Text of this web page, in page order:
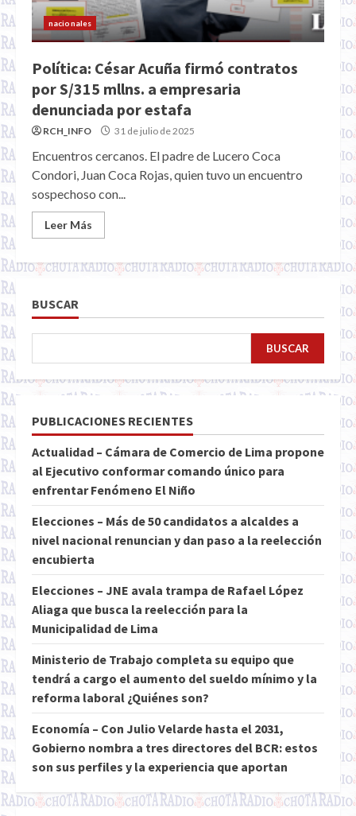
nacionales
Política: César Acuña firmó contratos
por S/315 mllns. a empresaria
denunciada por estafa
RCH_INFO 31 de julio de 2025
Encuentros cercanos. El padre de Lucero Coca
Condori, Juan Coca Rojas, quien tuvo un encuentro
sospechoso con...
Leer Más
BUSCAR
BUSCAR
PUBLICACIONES RECIENTES
Actualidad – Cámara de Comercio de Lima propone
al Ejecutivo conformar comando único para
enfrentar Fenómeno El Niño
Elecciones – Más de 50 candidatos a alcaldes a
nivel nacional renuncian y dan paso a la reelección
encubierta
Elecciones – JNE avala trampa de Rafael López
Aliaga que busca la reelección para la
Municipalidad de Lima
Ministerio de Trabajo completa su equipo que
tendrá a cargo el aumento del sueldo mínimo y la
reforma laboral ¿Quiénes son?
Economía – Con Julio Velarde hasta el 2031,
Gobierno nombra a tres directores del BCR: estos
son sus perfiles y la experiencia que aportan